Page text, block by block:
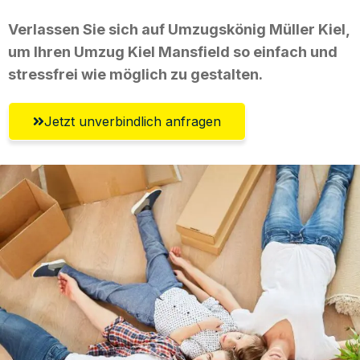
Verlassen Sie sich auf Umzugskönig Müller Kiel,
um Ihren Umzug Kiel Mansfield so einfach und
stressfrei wie möglich zu gestalten.
Jetzt unverbindlich anfragen